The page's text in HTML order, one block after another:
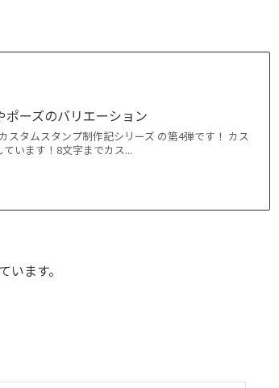
ーズのバリエーション
スタムスタンプ制作記シリーズ の第4弾です！ カス
います！8文字までカス...
ます。